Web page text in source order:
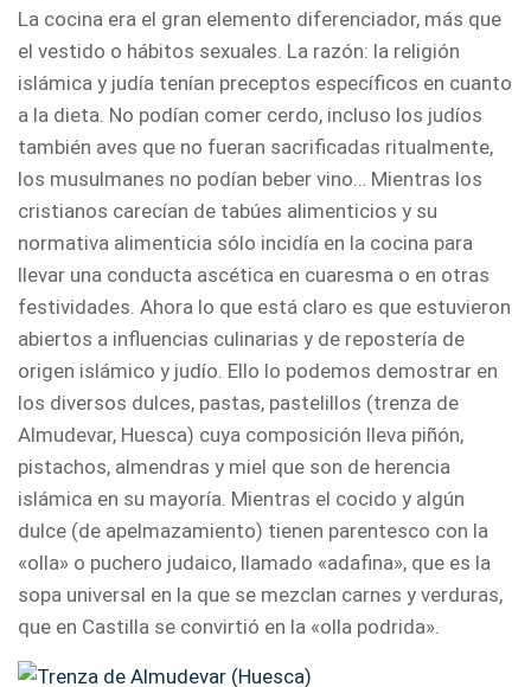
La cocina era el gran elemento diferenciador, más que
el vestido o hábitos sexuales. La razón: la religión
islámica y judía tenían preceptos específicos en cuanto
a la dieta. No podían comer cerdo, incluso los judíos
también aves que no fueran sacrificadas ritualmente,
los musulmanes no podían beber vino… Mientras los
cristianos carecían de tabúes alimenticios y su
normativa alimenticia sólo incidía en la cocina para
llevar una conducta ascética en cuaresma o en otras
festividades. Ahora lo que está claro es que estuvieron
abiertos a influencias culinarias y de repostería de
origen islámico y judío. Ello lo podemos demostrar en
los diversos dulces, pastas, pastelillos (trenza de
Almudevar, Huesca) cuya composición lleva piñón,
pistachos, almendras y miel que son de herencia
islámica en su mayoría. Mientras el cocido y algún
dulce (de apelmazamiento) tienen parentesco con la
«olla» o puchero judaico, llamado «adafina», que es la
sopa universal en la que se mezclan carnes y verduras,
que en Castilla se convirtió en la «olla podrida».